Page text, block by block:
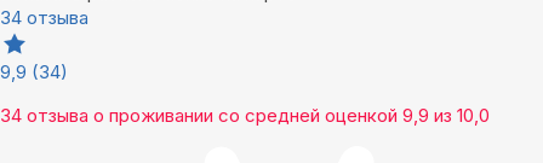
34 отзыва
9,9 (34)
34 отзыва о проживании со средней оценкой 9,9 из 10,0